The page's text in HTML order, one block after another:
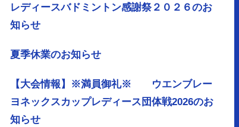
レディースバドミントン感謝祭２０２６のお
知らせ
夏季休業のお知らせ
【大会情報】※満員御礼※ ウエンブレー
ヨネックスカップレディース団体戦2026のお
知らせ